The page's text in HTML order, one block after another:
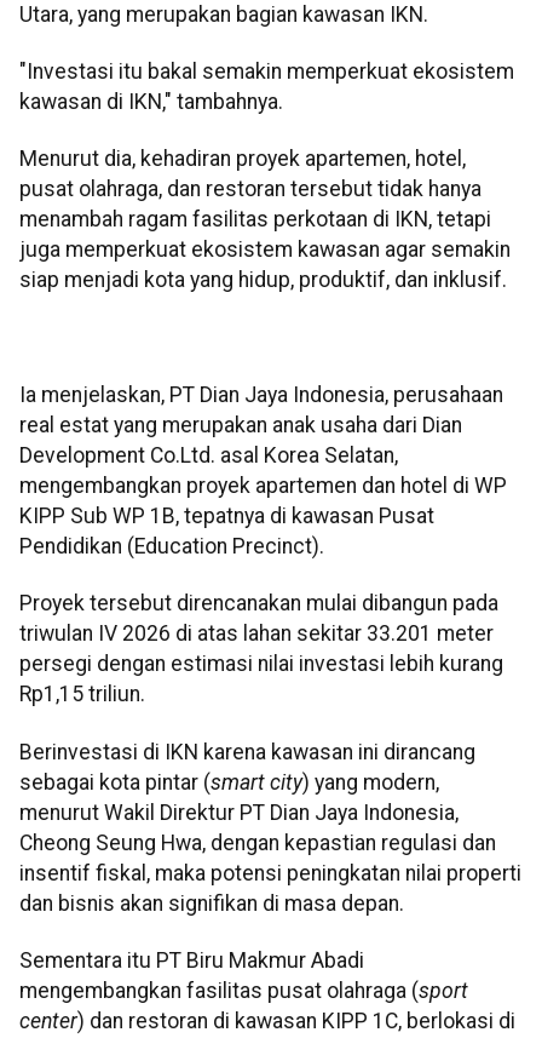
Utara, yang merupakan bagian kawasan IKN.
"Investasi itu bakal semakin memperkuat ekosistem
kawasan di IKN," tambahnya.
Menurut dia, kehadiran proyek apartemen, hotel,
pusat olahraga, dan restoran tersebut tidak hanya
menambah ragam fasilitas perkotaan di IKN, tetapi
juga memperkuat ekosistem kawasan agar semakin
siap menjadi kota yang hidup, produktif, dan inklusif.
Ia menjelaskan, PT Dian Jaya Indonesia, perusahaan
real estat yang merupakan anak usaha dari Dian
Development Co.Ltd. asal Korea Selatan,
mengembangkan proyek apartemen dan hotel di WP
KIPP Sub WP 1B, tepatnya di kawasan Pusat
Pendidikan (Education Precinct).
Proyek tersebut direncanakan mulai dibangun pada
triwulan IV 2026 di atas lahan sekitar 33.201 meter
persegi dengan estimasi nilai investasi lebih kurang
Rp1,15 triliun.
Berinvestasi di IKN karena kawasan ini dirancang
sebagai kota pintar (smart city) yang modern,
menurut Wakil Direktur PT Dian Jaya Indonesia,
Cheong Seung Hwa, dengan kepastian regulasi dan
insentif fiskal, maka potensi peningkatan nilai properti
dan bisnis akan signifikan di masa depan.
Sementara itu PT Biru Makmur Abadi
mengembangkan fasilitas pusat olahraga (sport
center) dan restoran di kawasan KIPP 1C, berlokasi di